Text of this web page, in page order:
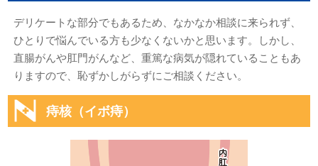
デリケートな部分でもあるため、なかなか相談に来られず、
ひとりで悩んでいる方も少なくないかと思います。しかし、
直腸がんや肛門がんなど、重篤な病気が隠れていることもあ
りますので、恥ずかしがらずにご相談ください。
痔核（イボ痔）